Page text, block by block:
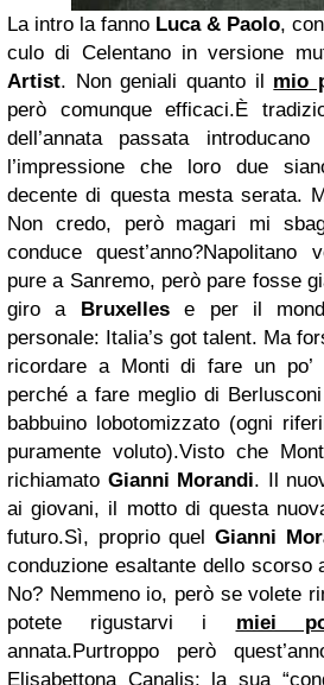
La intro la fanno Luca & Paolo,
culo di Celentano in versione
Artist. Non geniali quanto il mio
però comunque efficaci.È
dell’annata passata
l’impressione che loro due
decente di questa mesta serata.
Non credo, però magari mi
conduce quest’anno?Napolitano
pure a Sanremo, però pare fosse
giro a Bruxellese per il
personale: Italia’s got talent. Ma
ricordare a Monti di fare un
perché a fare meglio di
babbuino lobotomizzato (ogni
puramente voluto).Visto che
richiamato Gianni Morandi. Il
ai giovani, il motto di questa
futuro.Sì, proprio quelGianni
conduzione esaltante dello scorso
No? Nemmeno io, però se volete
potete rigustarvi i miei
annata.Purtroppo però
Elisabettona Canalis: la sua